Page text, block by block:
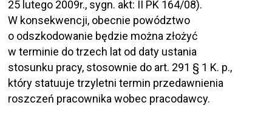
25 lutego 2009r., sygn. akt: II PK 164/08).
W konsekwencji, obecnie powództwo
o odszkodowanie będzie można złożyć
w terminie do trzech lat od daty ustania
stosunku pracy, stosownie do art. 291 § 1 K. p.,
który statuuje trzyletni termin przedawnienia
roszczeń pracownika wobec pracodawcy.